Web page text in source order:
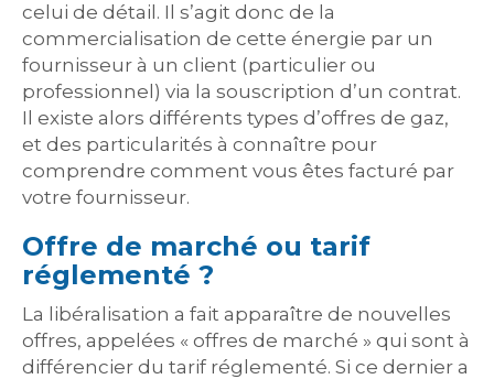
celui de détail. Il s’agit donc de la
commercialisation de cette énergie par un
fournisseur à un client (particulier ou
professionnel) via la souscription d’un contrat.
Il existe alors différents types d’offres de gaz,
et des particularités à connaître pour
comprendre comment vous êtes facturé par
votre fournisseur.
Offre de marché ou tarif
réglementé ?
La libéralisation a fait apparaître de nouvelles
offres, appelées « offres de marché » qui sont à
différencier du tarif réglementé. Si ce dernier a